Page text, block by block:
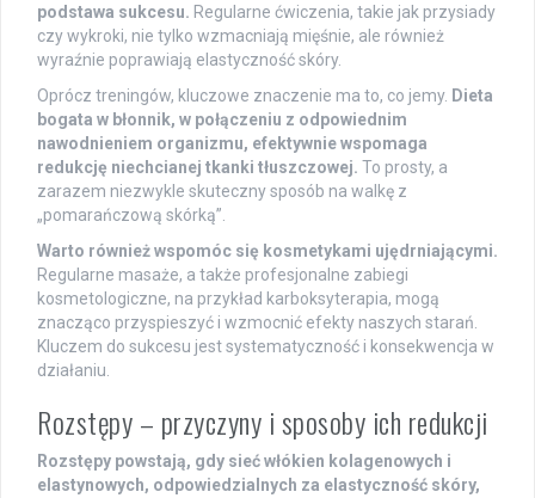
podstawa sukcesu. Regularne ćwiczenia, takie jak przysiady
czy wykroki, nie tylko wzmacniają mięśnie, ale również
wyraźnie poprawiają elastyczność skóry.
Oprócz treningów, kluczowe znaczenie ma to, co jemy. Dieta
bogata w błonnik, w połączeniu z odpowiednim
nawodnieniem organizmu, efektywnie wspomaga
redukcję niechcianej tkanki tłuszczowej. To prosty, a
zarazem niezwykle skuteczny sposób na walkę z
„pomarańczową skórką”.
Warto również wspomóc się kosmetykami ujędrniającymi.
Regularne masaże, a także profesjonalne zabiegi
kosmetologiczne, na przykład karboksyterapia, mogą
znacząco przyspieszyć i wzmocnić efekty naszych starań.
Kluczem do sukcesu jest systematyczność i konsekwencja w
działaniu.
Rozstępy – przyczyny i sposoby ich redukcji
Rozstępy powstają, gdy sieć włókien kolagenowych i
elastynowych, odpowiedzialnych za elastyczność skóry,